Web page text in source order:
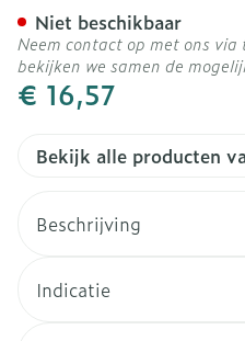
€ 16,57
Niet beschikbaar
Neem contact op met ons
bekijken we samen de
Bekijk alle producten
Beschrijving
Indicatie